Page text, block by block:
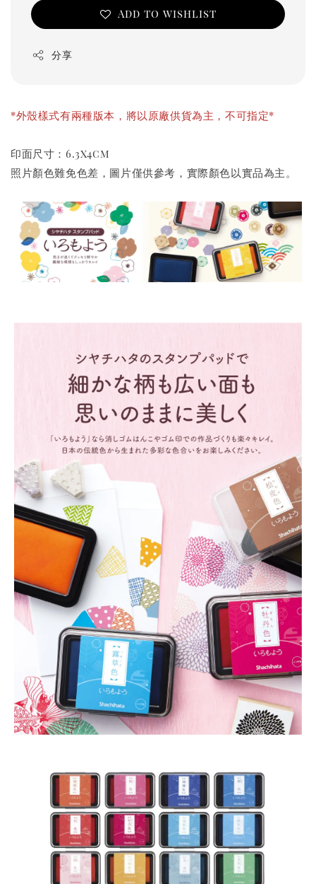
Add to wishlist
分享
*外殼樣式有兩種版本，將以原廠供貨為主，不可指定*
印面尺寸：6.3x4cm
照片顏色難免色差，圖片僅供參考，實際顏色以實品為主。